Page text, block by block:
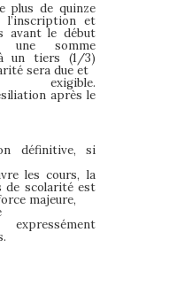
plus de quinze
l’inscription et
avant le début
une
somme
un tiers (1/3)
sera due et
exigible.
après le
définitive, si
les cours, la
scolarité est
majeure,